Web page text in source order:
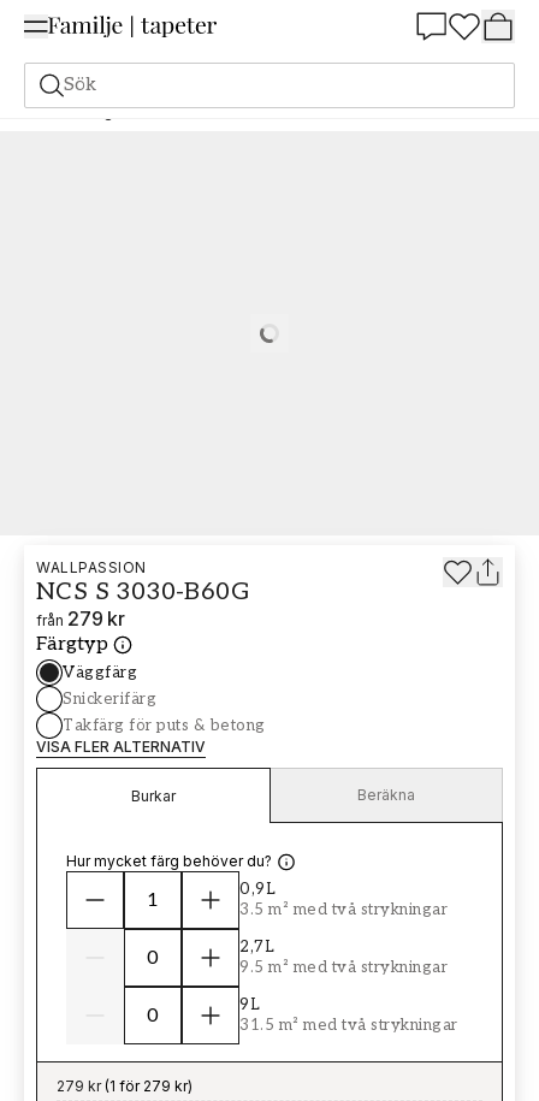
Sök
Målarfärg Beställ utifrån NCS Beställ utifrån NCS 3030-B60G
Loading…
WALLPASSION
NCS S 3030-B60G
från 279 kr
Färgtyp
Väggfärg
Snickerifärg
Takfärg för puts & betong
VISA FLER ALTERNATIV
Burkar Beräkna
Hur mycket färg behöver du?
0,9L
3.5 m² med två strykningar
2,7L
9.5 m² med två strykningar
9L
31.5 m² med två strykningar
279 kr(1 för 279 kr)